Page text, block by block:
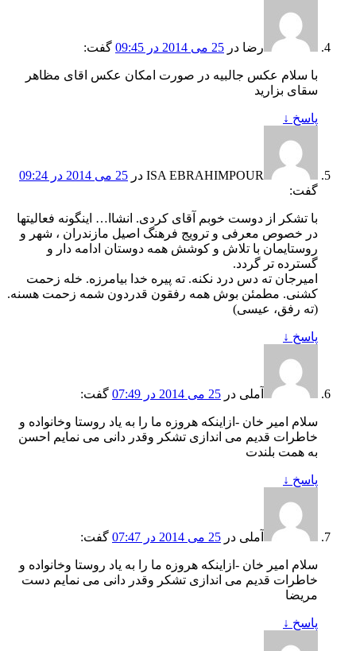
رضا در 25 می 2014 در 09:45 گفت:
با سلام عکس جالبیه در صورت امکان عکس اقای مظاهر
سقای بزارید
پاسخ ↓
ISA EBRAHIMPOUR در 25 می 2014 در 09:24
گفت:
با تشکر از دوست خوبم آقای کردی. ان‏شاا… اینگونه فعالیتها
در خصوص معرفی و ترویج فرهنگ اصیل مازندران ، شهر و
روستایمان با تلاش و کوشش همه دوستان ادامه دار و
گسترده تر گردد.
امیرجان ته دس درد نکنه. ته پیره خدا بیامرزه. خله زحمت
کشنی. مطمئن بوش همه رفقون قدردون شمه زحمت هسنه.
(ته رفق، عیسی)
پاسخ ↓
آملی در 25 می 2014 در 07:49 گفت:
سلام امیر خان -ازاینکه هروزه ما را به یاد روستا وخانواده و
خاطرات قدیم می اندازی تشکر وقدر دانی می نمایم احسن
به همت بلندت
پاسخ ↓
آملی در 25 می 2014 در 07:47 گفت:
سلام امیر خان -ازاینکه هروزه ما را به یاد روستا وخانواده و
خاطرات قدیم می اندازی تشکر وقدر دانی می نمایم دست
مریضا
پاسخ ↓